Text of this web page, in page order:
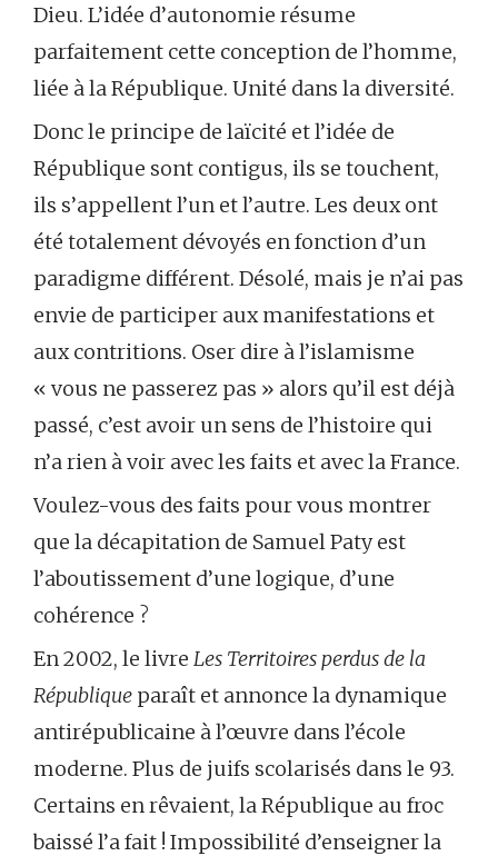
Dieu. L’idée d’autonomie résume
parfaitement cette conception de l’homme,
liée à la République. Unité dans la diversité.
Donc le principe de laïcité et l’idée de
République sont contigus, ils se touchent,
ils s’appellent l’un et l’autre. Les deux ont
été totalement dévoyés en fonction d’un
paradigme différent. Désolé, mais je n’ai pas
envie de participer aux manifestations et
aux contritions. Oser dire à l’islamisme
« vous ne passerez pas » alors qu’il est déjà
passé, c’est avoir un sens de l’histoire qui
n’a rien à voir avec les faits et avec la France.
Voulez-vous des faits pour vous montrer
que la décapitation de Samuel Paty est
l’aboutissement d’une logique, d’une
cohérence ?
En 2002, le livre Les Territoires perdus de la
République paraît et annonce la dynamique
antirépublicaine à l’œuvre dans l’école
moderne. Plus de juifs scolarisés dans le 93.
Certains en rêvaient, la République au froc
baissé l’a fait ! Impossibilité d’enseigner la